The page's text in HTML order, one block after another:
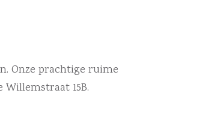
Onze prachtige ruime
15B.